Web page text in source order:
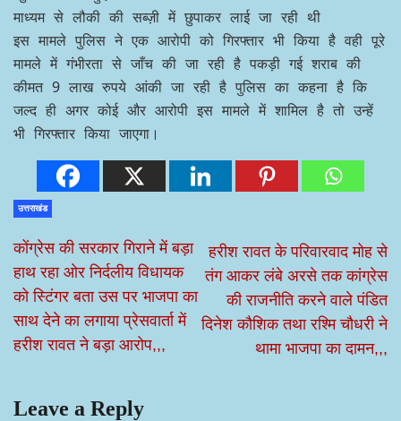
माध्यम से लौकी की सब्ज़ी में छुपाकर लाई जा रही थी
इस मामले पुलिस ने एक आरोपी को गिरफ्तार भी किया है वही पूरे
मामले में गंभीरता से जाँच की जा रही है पकड़ी गई शराब की
कीमत 9 लाख रुपये आंकी जा रही है पुलिस का कहना है कि
जल्द ही अगर कोई और आरोपी इस मामले में शामिल है तो उन्हें
भी गिरफ्तार किया जाएगा।
उत्तराखंड
कोंग्रेस की सरकार गिराने में बड़ा
हाथ रहा ओर निर्दलीय विधायक
को स्टिंगर बता उस पर भाजपा का
साथ देने का लगाया प्रेसवार्ता में
हरीश रावत ने बड़ा आरोप,,,
हरीश रावत के परिवारवाद मोह से
तंग आकर लंबे अरसे तक कांग्रेस
की राजनीति करने वाले पंडित
दिनेश कौशिक तथा रश्मि चौधरी ने
थामा भाजपा का दामन,,,
Leave a Reply